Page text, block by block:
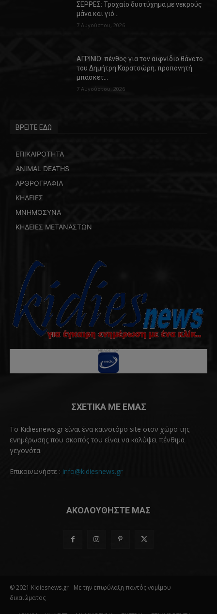
ΣΕΡΡΕΣ: Τροχαίο δυστύχημα με νεκρούς
μάνα και γιό…
7 Αυγούστου, 2026
ΑΓΡΙΝΙΟ: πένθος για τον αιφνίδιο θάνατο
του Δημήτρη Καρατσώρη, προπονητή
μπάσκετ…
7 Αυγούστου, 2026
ΒΡΕΙΤΕ ΕΔΩ
ΕΠΙΚΑΙΡΟΤΗΤΑ
ANIMAL DEATHS
ΑΡΘΡΟΓΡΑΦΙΑ
ΚΗΔΕΙΕΣ
ΜΝΗΜΟΣΥΝΑ
ΚΗΔΕΙΕΣ ΜΕΤΑΝΑΣΤΩΝ
ΣΧΕΤΙΚΑ ΜΕ ΕΜΑΣ
Το Kidiesnews.gr είναι ένα καινοτόμο site στον χώρο της
ενημέρωσης που σκοπός του είναι να καλύψει πένθιμα
γεγονότα.
Επικοινωνήστε : info@kidiesnews.gr
ΑΚΟΛΟΥΘΗΣΤΕ ΜΑΣ
© 2021 Kidiesnews.gr - Με την επιφύλαξη παντός νομίμου
δικαιώματος